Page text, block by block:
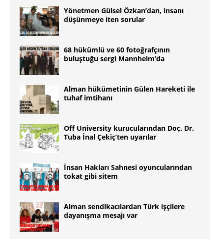
Yönetmen Gülsel Özkan’dan, insanı
düşünmeye iten sorular
68 hükümlü ve 60 fotoğrafçının
buluştuğu sergi Mannheim’da
Alman hükümetinin Gülen Hareketi ile
tuhaf imtihanı
Off University kurucularından Doç. Dr.
Tuba İnal Çekiç’ten uyarılar
İnsan Hakları Sahnesi oyuncularından
tokat gibi sitem
Alman sendikacılardan Türk işçilere
dayanışma mesajı var